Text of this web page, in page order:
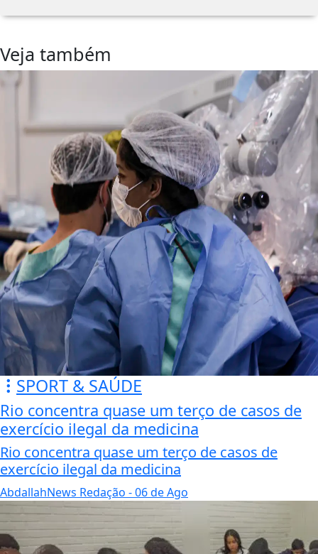
Veja também
SPORT & SAÚDE
Rio concentra quase um terço de casos de
exercício ilegal da medicina
Rio concentra quase um terço de casos de
exercício ilegal da medicina
AbdallahNews Redação - 06 de Ago